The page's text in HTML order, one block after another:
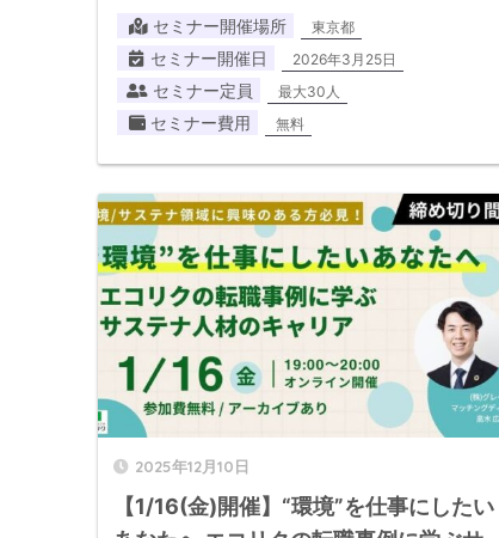
セミナー開催場所 東京都
セミナー開催日 2026年3月25日
セミナー定員 最大30人
セミナー費用 無料
2025年12月10日
【1/16(金)開催】“環境”を仕事にしたい